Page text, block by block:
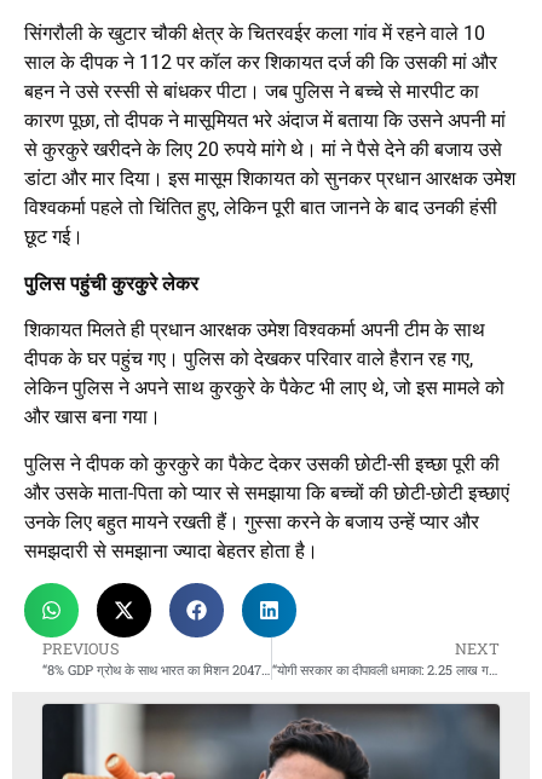
सिंगरौली के खुटार चौकी क्षेत्र के चितरवईर कला गांव में रहने वाले 10
साल के दीपक ने 112 पर कॉल कर शिकायत दर्ज की कि उसकी मां और
बहन ने उसे रस्सी से बांधकर पीटा। जब पुलिस ने बच्चे से मारपीट का
कारण पूछा, तो दीपक ने मासूमियत भरे अंदाज में बताया कि उसने अपनी मां
से कुरकुरे खरीदने के लिए 20 रुपये मांगे थे। मां ने पैसे देने की बजाय उसे
डांटा और मार दिया। इस मासूम शिकायत को सुनकर प्रधान आरक्षक उमेश
विश्वकर्मा पहले तो चिंतित हुए, लेकिन पूरी बात जानने के बाद उनकी हंसी
छूट गई।
पुलिस पहुंची कुरकुरे लेकर
शिकायत मिलते ही प्रधान आरक्षक उमेश विश्वकर्मा अपनी टीम के साथ
दीपक के घर पहुंच गए। पुलिस को देखकर परिवार वाले हैरान रह गए,
लेकिन पुलिस ने अपने साथ कुरकुरे के पैकेट भी लाए थे, जो इस मामले को
और खास बना गया।
पुलिस ने दीपक को कुरकुरे का पैकेट देकर उसकी छोटी-सी इच्छा पूरी की
और उसके माता-पिता को प्यार से समझाया कि बच्चों की छोटी-छोटी इच्छाएं
उनके लिए बहुत मायने रखती हैं। गुस्सा करने के बजाय उन्हें प्यार और
समझदारी से समझाना ज्यादा बेहतर होता है।
PREVIOUS NEXT
“योगी सरकार का दीपावली धमाका: 2.25 लाख गरीब परिवारों को फ्री सिलेंडर, 300 रुपये सब्सिडी!”